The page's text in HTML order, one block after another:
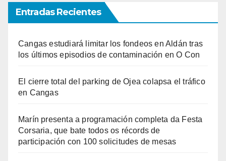
Entradas Recientes
Cangas estudiará limitar los fondeos en Aldán tras
los últimos episodios de contaminación en O Con
El cierre total del parking de Ojea colapsa el tráfico
en Cangas
Marín presenta a programación completa da Festa
Corsaria, que bate todos os récords de
participación con 100 solicitudes de mesas